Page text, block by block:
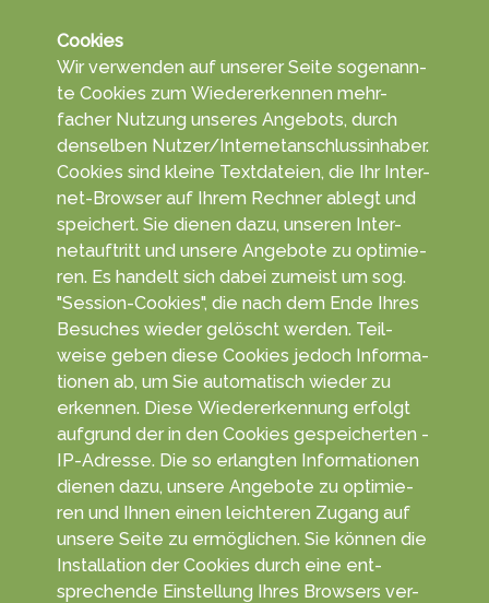
Cookies
Wir ver­wen­den auf unserer Seite so­genann­
te Coo­kies zum Wieder­erken­nen mehr­
facher Nut­zung un­seres An­gebots, durch
den­selben Nutzer/Inter­netan­schluss­in­haber.
Cookies sind kleine Text­da­teien, die Ihr Inter­
net-Browser auf Ihrem Rech­ner ablegt und
spei­chert. Sie die­nen dazu, unseren Inter­
netauf­tritt und unsere An­gebo­te zu opti­mie­
ren. Es han­delt sich da­bei zu­meist um sog.
"Session-Cookies", die nach dem Ende Ihres
Be­suches wie­der ge­löscht wer­den. Teil­
weise geben diese Coo­kies jedoch In­forma­
tionen ab, um Sie auto­matisch wieder zu
erkennen. Diese Wieder­erken­nung er­folgt
auf­grund der in den Cookies ge­speicher­ten ­
IP-Adresse. Die so er­langten Infor­matio­nen
die­nen da­zu, unsere An­gebo­te zu opti­mie­
ren und Ihnen einen leich­teren Zu­gang auf
unsere Sei­te zu ermög­lichen. Sie kön­nen die
In­stal­la­tion der Cookies durch eine ent­
sprechen­de Ein­stel­lung Ihres Browsers ver­